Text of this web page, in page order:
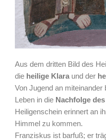
Aus dem dritten Bild des
die heilige Klara und der
Von Jugend an miteinander
Leben in die Nachfolge
Heiligenschein erinnert an
Himmel zu kommen.
Franziskus ist barfuß; er